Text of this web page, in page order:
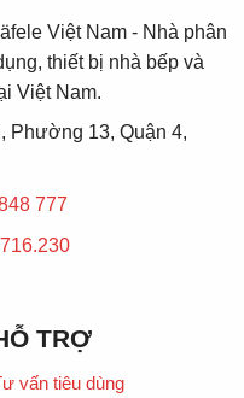
Việt Nam - Nhà phân
thiết bị nhà bếp và
Việt Nam.
Phường 13, Quận 4,
777
TRỢ
vấn tiêu dùng